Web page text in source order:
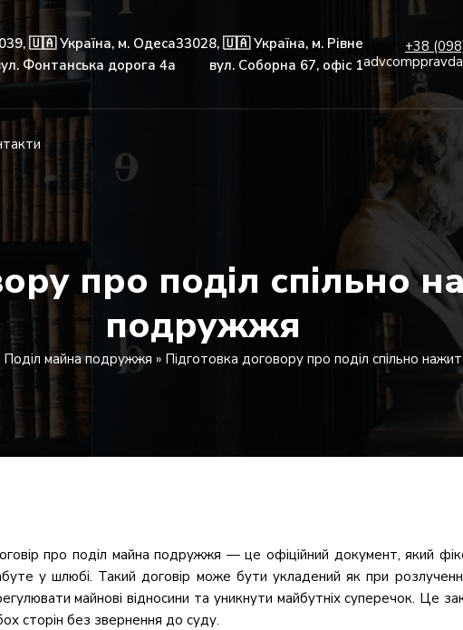
🇺🇦 Україна, м. Одеса
Фонтанська дорога 4а
33028, 🇺🇦 Україна, м. Рівне
вул. Соборна 67, офіс 1
+38
про поділ спільно
подружжя
Поділ майна подружжя » Підготовка договору про поділ спільно
про поділ майна подружжя — це офіційний документ, який
у шлюбі. Такий договір може бути укладений як при
майнові відносини та уникнути майбутніх суперечок. Це
сторін без звернення до суду.